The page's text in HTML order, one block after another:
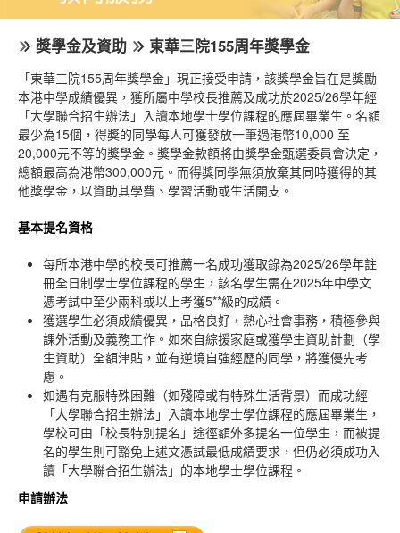
獎學金及資助 東華三院155周年獎學金
「東華三院155周年獎學金」現正接受申請，該獎學金旨在是獎勵
本港中學成績優異，獲所屬中學校長推薦及成功於2025/26學年經
「大學聯合招生辦法」入讀本地學士學位課程的應屆畢業生。名額
最少為15個，得獎的同學每人可獲發放一筆過港幣10,000 至
20,000元不等的獎學金。獎學金款額將由獎學金甄選委員會決定，
總額最高為港幣300,000元。而得獎同學無須放棄其同時獲得的其
他獎學金，以資助其學費、學習活動或生活開支。
基本提名資格
每所本港中學的校長可推薦一名成功獲取錄為2025/26學年註
冊全日制學士學位課程的學生，該名學生需在2025年中學文
憑考試中至少兩科或以上考獲5**級的成績。
獲選學生必須成績優異，品格良好，熱心社會事務，積極參與
課外活動及義務工作。如來自綜援家庭或獲學生資助計劃（學
生資助）全額津貼，並有逆境自強經歷的同學，將獲優先考
慮。
如遇有克服特殊困難（如殘障或有特殊生活背景）而成功經
「大學聯合招生辦法」入讀本地學士學位課程的應屆畢業生，
學校可由「校長特別提名」途徑額外多提名一位學生，而被提
名的學生則可豁免上述文憑試最低成績要求，但仍必須成功入
讀「大學聯合招生辦法」的本地學士學位課程。
申請辦法